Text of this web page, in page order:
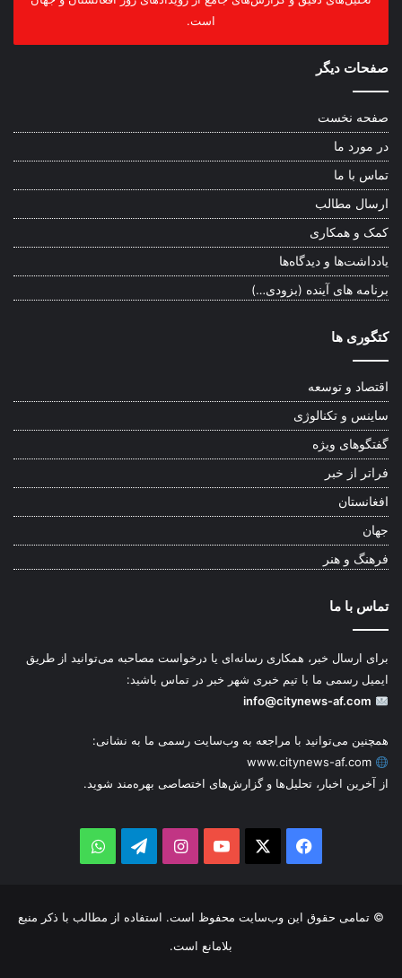
است.
صفحات دیگر
صفحه نخست
در مورد ما
تماس با ما
ارسال مطالب
کمک و همکاری
یادداشت‌ها و دیدگاه‌ها
برنامه های آینده (بزودی…)
کتگوری ها
اقتصاد و توسعه
ساینس و تکنالوژی
گفتگوهای ویژه
فراتر از خبر
افغانستان
جهان
فرهنگ و هنر
تماس با ما
برای ارسال خبر، همکاری رسانه‌ای یا درخواست مصاحبه می‌توانید از طریق
ایمیل رسمی ما با تیم خبری شهر خبر در تماس باشید:
info@citynews-af.com
همچنین می‌توانید با مراجعه به وب‌سایت رسمی ما به نشانی:
www.citynews-af.com
از آخرین اخبار، تحلیل‌ها و گزارش‌های اختصاصی بهره‌مند شوید.
Facebook
YouTube
Instagram
Telegram
WhatsApp
© تمامی حقوق این وب‌سایت محفوظ است. استفاده از مطالب با ذکر منبع
بلامانع است.